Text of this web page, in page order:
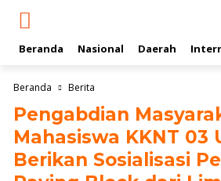
Beranda Nasional Daerah
Beranda Berita
Pengabdian
Mahasiswa KKNT 03
Berikan Sosialisasi